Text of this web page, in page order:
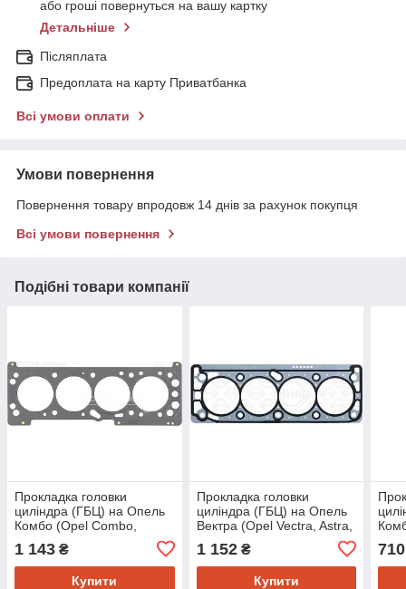
або гроші повернуться на вашу картку
Детальніше
Післяплата
Предоплата на карту Приватбанка
Всі умови оплати
Умови повернення
Повернення товару впродовж 14 днів за рахунок покупця
Всі умови повернення
Подібні товари компанії
Прокладка головки
циліндра (ГБЦ) на Опель
Комбо (Opel Combo,
Vectra, Astra, Zafira) Reinz
613490000
1 143 ₴
Купити
Прокладка головки
циліндра (ГБЦ) на Опель
Вектра (Opel Vectra, Astra,
Vectra B, Vectra
1 152₴
Купити
710